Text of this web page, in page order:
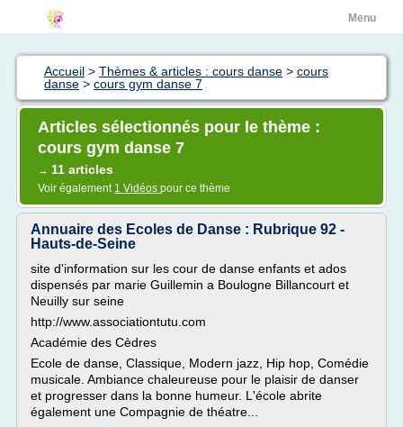
Menu
Accueil > Thèmes & articles : cours danse > cours
danse > cours gym danse 7
Articles sélectionnés pour le thème :
cours gym danse 7
→ 11 articles
Voir également 1 Vidéos pour ce thème
Annuaire des Ecoles de Danse : Rubrique 92 -
Hauts-de-Seine
site d'information sur les cour de danse enfants et ados
dispensés par marie Guillemin a Boulogne Billancourt et
Neuilly sur seine
http://www.associationtutu.com
Académie des Cèdres
Ecole de danse, Classique, Modern jazz, Hip hop, Comédie
musicale. Ambiance chaleureuse pour le plaisir de danser
et progresser dans la bonne humeur. L'école abrite
également une Compagnie de théatre...